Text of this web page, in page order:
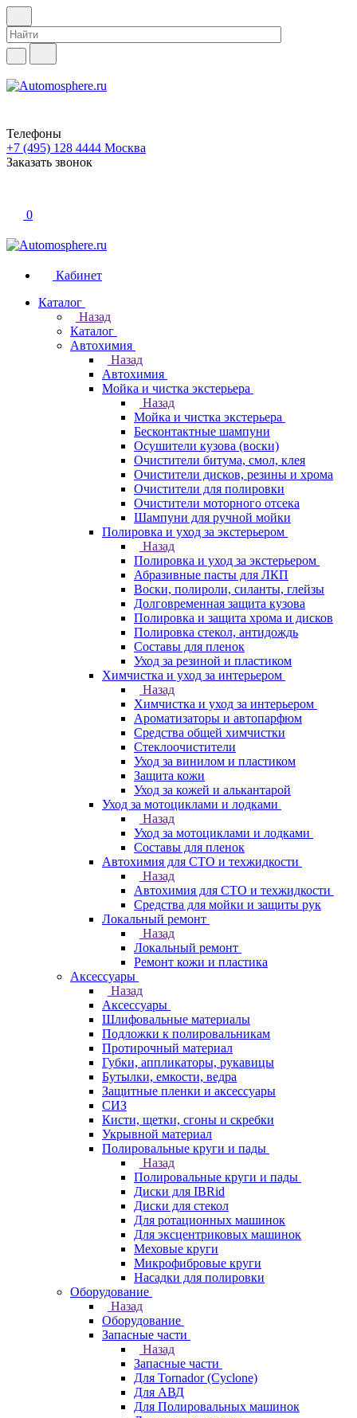
Телефоны
+7 (495) 128 4444 Москва
Заказать звонок
0
Кабинет
Каталог
Назад
Каталог
Автохимия
Назад
Автохимия
Мойка и чистка экстерьера
Назад
Мойка и чистка экстерьера
Бесконтактные шампуни
Осушители кузова (воски)
Очистители битума, смол, клея
Очистители дисков, резины и хрома
Очистители для полировки
Очистители моторного отсека
Шампуни для ручной мойки
Полировка и уход за экстерьером
Назад
Полировка и уход за экстерьером
Абразивные пасты для ЛКП
Воски, полироли, силанты, глейзы
Долговременная защита кузова
Полировка и защита хрома и дисков
Полировка стекол, антидождь
Составы для пленок
Уход за резиной и пластиком
Химчистка и уход за интерьером
Назад
Химчистка и уход за интерьером
Ароматизаторы и автопарфюм
Средства общей химчистки
Стеклоочистители
Уход за винилом и пластиком
Защита кожи
Уход за кожей и алькантарой
Уход за мотоциклами и лодками
Назад
Уход за мотоциклами и лодками
Составы для пленок
Автохимия для СТО и техжидкости
Назад
Автохимия для СТО и техжидкости
Средства для мойки и защиты рук
Локальный ремонт
Назад
Локальный ремонт
Ремонт кожи и пластика
Аксессуары
Назад
Аксессуары
Шлифовальные материалы
Подложки к полировальникам
Протирочный материал
Губки, аппликаторы, рукавицы
Бутылки, емкости, ведра
Защитные пленки и аксессуары
СИЗ
Кисти, щетки, сгоны и скребки
Укрывной материал
Полировальные круги и пады
Назад
Полировальные круги и пады
Диски для IBRid
Диски для стекол
Для ротационных машинок
Для эксцентриковых машинок
Меховые круги
Микрофибровые круги
Насадки для полировки
Оборудование
Назад
Оборудование
Запасные части
Назад
Запасные части
Для Tornador (Cyclone)
Для АВД
Для Полировальных машинок